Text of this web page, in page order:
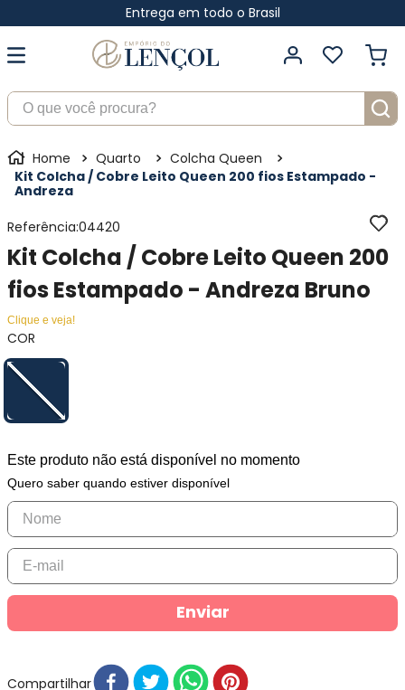
Entrega em todo o Brasil
O que você procura?
Quarto
Colcha Queen
Kit Colcha / Cobre Leito Queen 200 fios Estampado -
Andreza
Referência:04420
Kit Colcha / Cobre Leito Queen 200
fios Estampado - Andreza Bruno
Clique e veja!
COR
Este produto não está disponível no momento
Quero saber quando estiver disponível
Enviar
Compartilhar